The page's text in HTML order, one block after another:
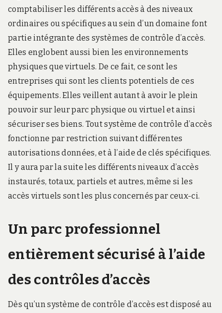
comptabiliser les différents accès à des niveaux
ordinaires ou spécifiques au sein d’un domaine font
partie intégrante des systèmes de contrôle d’accès.
Elles englobent aussi bien les environnements
physiques que virtuels. De ce fait, ce sont les
entreprises qui sont les clients potentiels de ces
équipements. Elles veillent autant à avoir le plein
pouvoir sur leur parc physique ou virtuel et ainsi
sécuriser ses biens. Tout système de contrôle d’accès
fonctionne par restriction suivant différentes
autorisations données, et à l’aide de clés spécifiques.
Il y aura par la suite les différents niveaux d’accès
instaurés, totaux, partiels et autres, même si les
accès virtuels sont les plus concernés par ceux-ci.
Un parc professionnel
entièrement sécurisé à l’aide
des contrôles d’accès
Dès qu’un système de contrôle d’accès est disposé au